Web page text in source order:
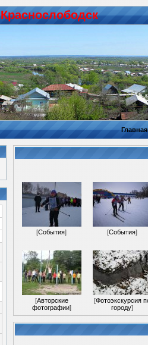
Красноcлободск
Главная
[События] [События]
[Авторские
фотографии]
[Фотоэкскурсия
городу]